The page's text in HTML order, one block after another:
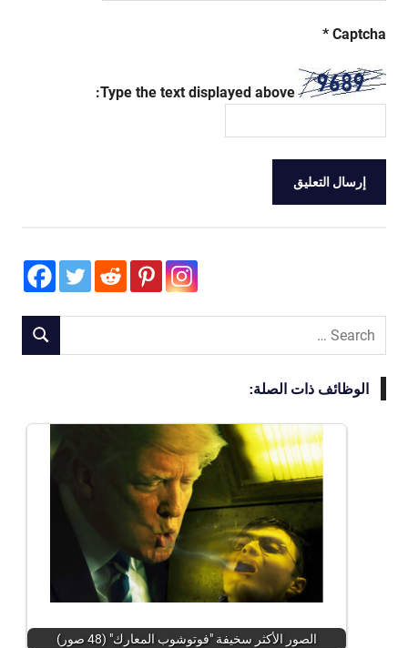
Captcha
*
Type the text displayed above:
Search
SEARCH
الوظائف ذات الصلة:
الصور الأكثر سخيفة "فوتوشوب المعارك" (48 صور)